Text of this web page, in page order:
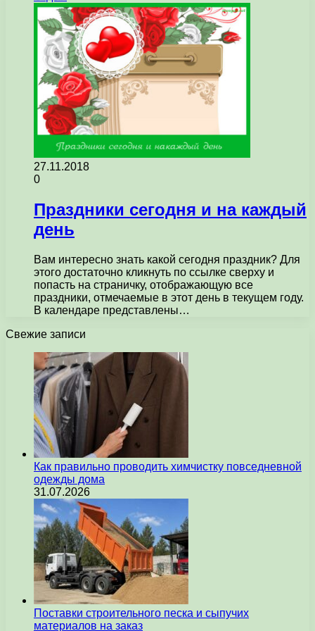
27.11.2018
0
Праздники сегодня и на каждый
день
Вам интересно знать какой сегодня праздник? Для
этого достаточно кликнуть по ссылке сверху и
попасть на страничку, отображающую все
праздники, отмечаемые в этот день в текущем году.
В календаре представлены…
Свежие записи
Как правильно проводить химчистку повседневной
одежды дома
31.07.2026
Поставки строительного песка и сыпучих
материалов на заказ